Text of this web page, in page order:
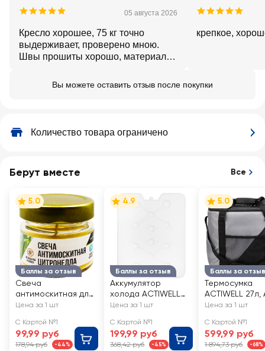
05 августа 2026
Кресло хорошее, 75 кг точно
выдерживает, проверено мною.
Швы прошиты хорошо, материал
крепкое,
Вы можете оставить отзыв после покупки
Количество товара ограничено
Берут вместе Все
Баллы за отзыв
5.0
Свеча
антимоскитная для
пикника ACTIWELL
стеклянной банке
Цена за 1 шт
С Картой №1
99,99 руб
178,94 руб -44%
Баллы за отзыв
4.9
Аккумулятор
холода ACTIWELL
800мл 32х25см,
Цена за 1 шт
С Картой №1
199,99 руб
368,42 руб -45%
Баллы за отзыв
5.0
Термосумка
ACTIWELL 27л,
TC2401316-1
Цена за 1 шт
С Картой №1
599,99 руб
1 894,73 руб -68%